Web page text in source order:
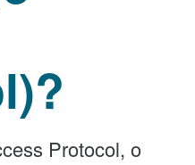
Protocol, o